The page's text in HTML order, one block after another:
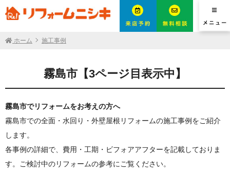
ホーム 施工事例
霧島市【3ページ目表示中】
霧島市でリフォームをお考えの方へ
霧島市での全面・水回り・外壁屋根リフォームの施工事例をご紹介
します。
各事例の詳細で、費用・工期・ビフォアアフターを記載しておりま
す。ご検討中のリフォームの参考にご覧ください。